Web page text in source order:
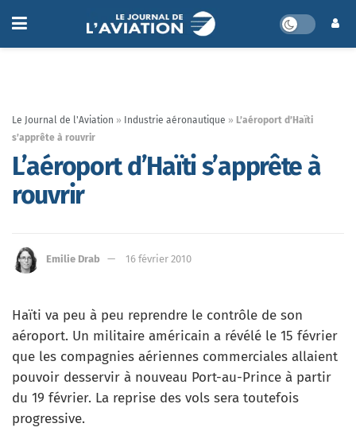
Le Journal de l'Aviation » Industrie aéronautique » L’aéroport d’Haïti
s’apprête à rouvrir
L’aéroport d’Haïti s’apprête à
rouvrir
Emilie Drab 16 février 2010
Haïti va peu à peu reprendre le contrôle de son
aéroport. Un militaire américain a révélé le 15 février
que les compagnies aériennes commerciales allaient
pouvoir desservir à nouveau Port-au-Prince à partir
du 19 février. La reprise des vols sera toutefois
progressive.